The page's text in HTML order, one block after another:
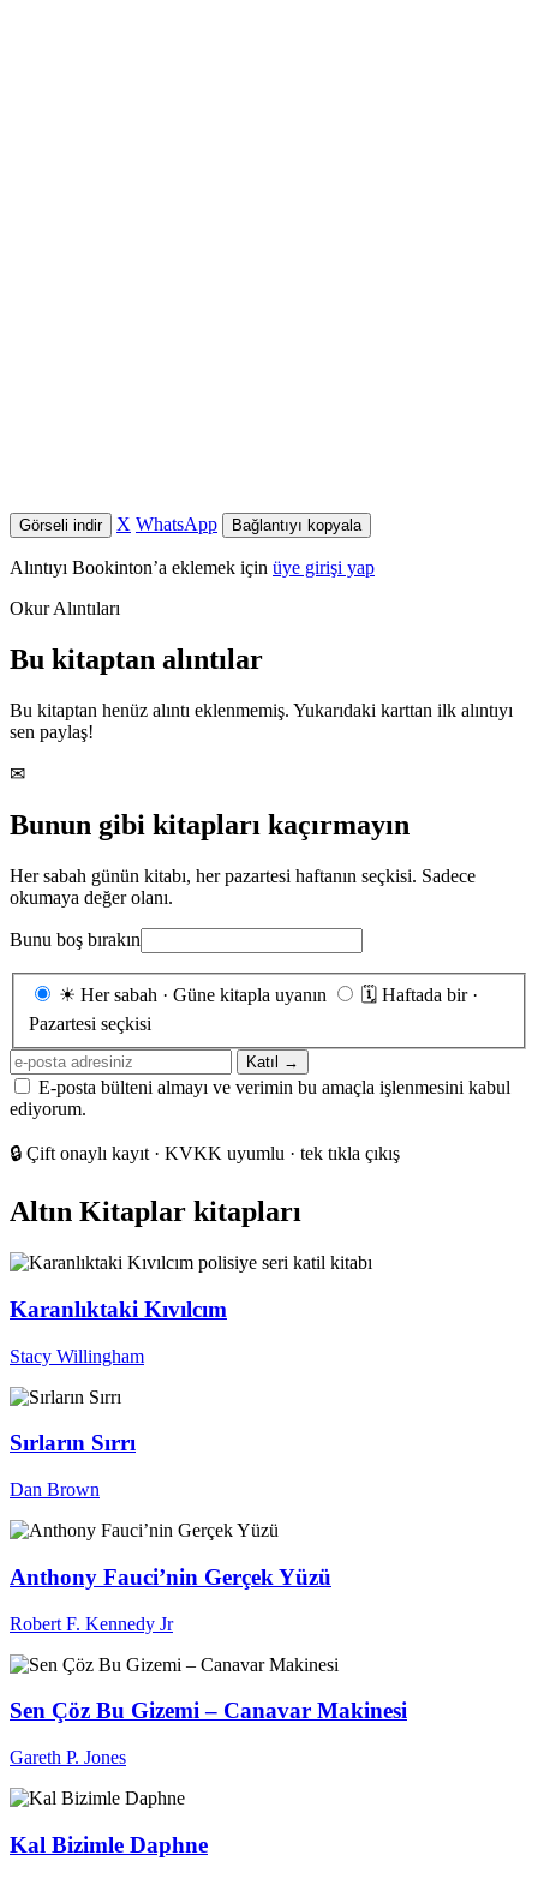
Görseli indir X WhatsApp Bağlantıyı kopyala
Alıntıyı Bookinton’a eklemek için üye girişi yap
Okur Alıntıları
Bu kitaptan alıntılar
Bu kitaptan henüz alıntı eklenmemiş. Yukarıdaki karttan ilk alıntıyı
sen paylaş!
✉
Bunun gibi kitapları kaçırmayın
Her sabah günün kitabı, her pazartesi haftanın seçkisi. Sadece
okumaya değer olanı.
Bunu boş bırakın
Gönderim
sıklığı
☀ Her sabah · Güne kitapla uyanın 🗓 Haftada bir ·
Pazartesi seçkisi
E-
posta
adresiniz
Katıl →
E-posta bülteni almayı ve verimin bu amaçla işlenmesini kabul
ediyorum.
🔒 Çift onaylı kayıt · KVKK uyumlu · tek tıkla çıkış
Altın Kitaplar kitapları
Karanlıktaki Kıvılcım
Stacy Willingham
Sırların Sırrı
Dan Brown
Anthony Fauci’nin Gerçek Yüzü
Robert F. Kennedy Jr
Sen Çöz Bu Gizemi – Canavar Makinesi
Gareth P. Jones
Kal Bizimle Daphne